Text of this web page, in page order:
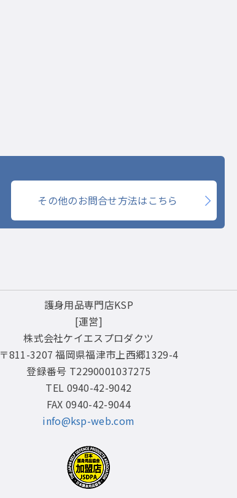
その他のお問合せ方法はこちら
護身用品専門店KSP
[運営]
株式会社ケイエスプロダクツ
〒811-3207 福岡県福津市上西郷1329-4
登録番号 T2290001037275
TEL 0940-42-9042
FAX 0940-42-9044
info@ksp-web.com